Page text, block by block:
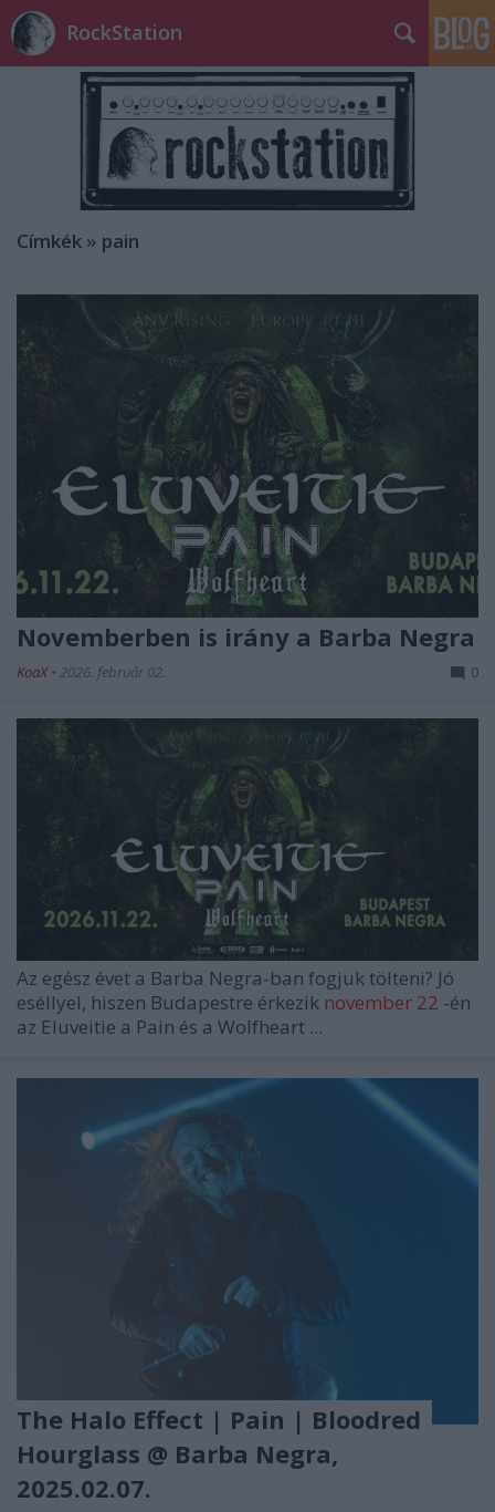
RockStation
Címkék » pain
Novemberben is irány a Barba Negra
KoaX • 2026. február 02. 0
Az egész évet a Barba Negra-ban fogjuk tölteni? Jó
eséllyel, hiszen Budapestre érkezik november 22 -én
az Eluveitie a Pain és a Wolfheart ...
The Halo Effect | Pain | Bloodred
Hourglass @ Barba Negra,
2025.02.07.